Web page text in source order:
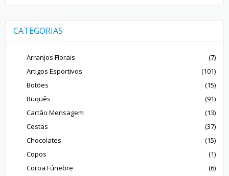
CATEGORIAS
Arranjos Florais
(7)
Artigos Esportivos
(101)
Botões
(15)
Buquês
(91)
Cartão Mensagem
(13)
Cestas
(37)
Chocolates
(15)
Copos
(1)
Coroa Fúnebre
(6)